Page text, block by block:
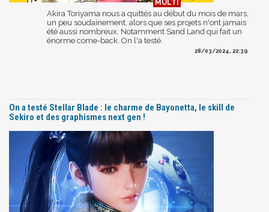
Akira Toriyama nous a quittés au début du mois de mars,
un peu soudainement, alors que ses projets n'ont jamais
été aussi nombreux. Notamment Sand Land qui fait un
énorme come-back. On l'a testé.
28/03/2024, 22:39
On a testé Stellar Blade : le charme de Bayonetta, le skill de
Sekiro et des graphismes next gen !